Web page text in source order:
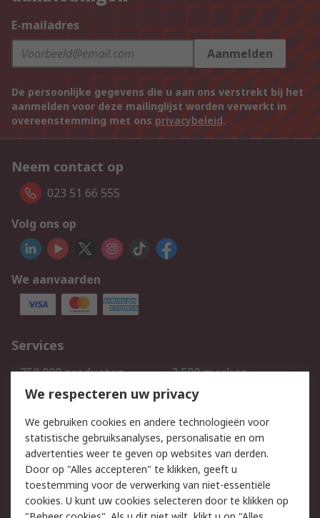
E-mailadres
Aanmelden
De persoonlijke gegevens die u aan ons verstrekt bij het
aanmelden voor deze mailinglijst worden verwerkt in
overeenstemming met ons privacybeleid.
Neem contact op
023 51 66 555
Volg ons op
We aanvaarden
Services
750.000 producten
2.500 merken
Bestellen
Inkoopoplossingen
Track & Trace
Wettelijk
Cookiebeleid
Email veiligheid
We respecteren uw privacy
We gebruiken cookies en andere technologieën voor
statistische gebruiksanalyses, personalisatie en om
advertenties weer te geven op websites van derden.
Door op "Alles accepteren" te klikken, geeft u
toestemming voor de verwerking van niet-essentiële
cookies. U kunt uw cookies selecteren door te klikken op